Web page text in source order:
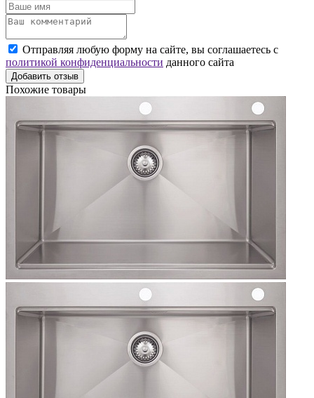
Отправляя любую форму на сайте, вы соглашаетесь с
политикой конфиденциальности данного сайта
Добавить отзыв
Похожие товары